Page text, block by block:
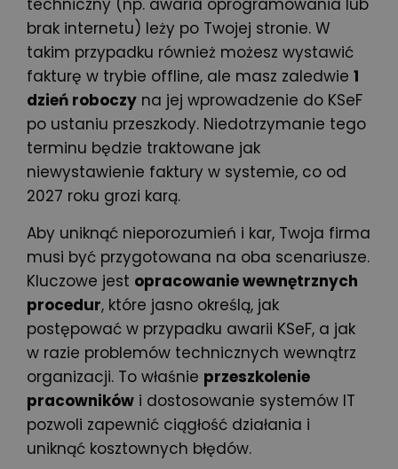
techniczny (np. awaria oprogramowania lub
brak internetu) leży po Twojej stronie. W
takim przypadku również możesz wystawić
fakturę w trybie offline, ale masz zaledwie 1
dzień roboczy na jej wprowadzenie do KSeF
po ustaniu przeszkody. Niedotrzymanie tego
terminu będzie traktowane jak
niewystawienie faktury w systemie, co od
2027 roku grozi karą.
Aby uniknąć nieporozumień i kar, Twoja firma
musi być przygotowana na oba scenariusze.
Kluczowe jest opracowanie wewnętrznych
procedur, które jasno określą, jak
postępować w przypadku awarii KSeF, a jak
w razie problemów technicznych wewnątrz
organizacji. To właśnie przeszkolenie
pracowników i dostosowanie systemów IT
pozwoli zapewnić ciągłość działania i
uniknąć kosztownych błędów.